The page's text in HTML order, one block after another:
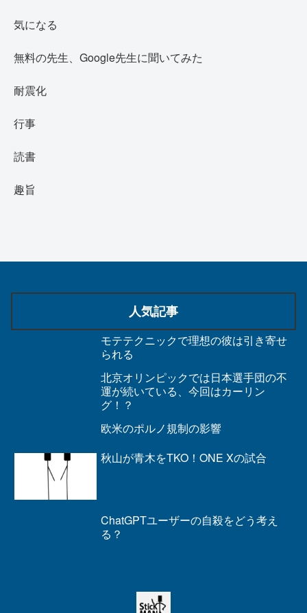
気になる
無料の先生、Google先生に聞いてみた
耐震化
行事
読書
趣旨
人気記事
モテテクニックで理想の彼は引き寄せ
られる
北京オリンピックでは日本選手団の不
運が続いている、今回はカーリン
グ！？
欧米のポルノ規制の影響
秋山が青木をTKO！ONE Xの試合
ChatGPTユーザーの自殺をどう考え
る？